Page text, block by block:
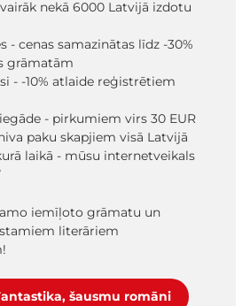
nekā 6000 Latvijā izdotu
- cenas samazinātas līdz -30%
grāmatām
- -10% atlaide reģistrētiem
- pirkumiem virs 30 EUR
paku skapjiem visā Latvijā
laikā - mūsu internetveikals
iemīļoto grāmatu un
literāriem
šausmu romāni